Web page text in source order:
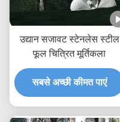
उद्यान सजावट स्टेनलेस स्टील
फूल चित्रित मूर्तिकला
सबसे अच्छी कीमत पाएं